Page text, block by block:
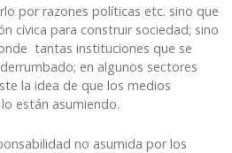
por razones políticas etc. sino que
cívica para construir sociedad; sino
tantas instituciones que se
en algunos sectores
la idea de que los medios
están asumiendo.
no asumida por los